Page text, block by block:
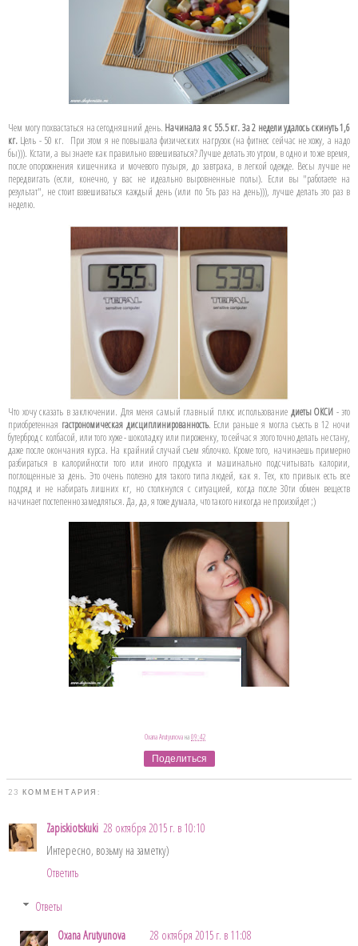
Чем могу похвастаться на сегодняшний день. Начинала я с 55.5 кг. За 2 недели удалось скинуть 1,6
кг. Цель - 50 кг. При этом я не повышала физических нагрузок (на фитнес сейчас не хожу, а надо
бы))). Кстати, а вы знаете как правильно взвешиваться? Лучше делать это утром, в одно и то же время,
после опорожнения кишечника и мочевого пузыря, до завтрака, в легкой одежде. Весы лучше не
передвигать (если, конечно, у вас не идеально выровненные полы). Если вы "работаете на
результат", не стоит взвешиваться каждый день (или по 5ть раз на день))), лучше делать это раз в
неделю.
Что хочу сказать в заключении. Для меня самый главный плюс использование диеты ОКСИ - это
приобретенная гастрономическая дисциплинированность. Если раньше я могла съесть в 12 ночи
бутерброд с колбасой, или того хуже - шоколадку или пироженку, то сейчас я этого точно делать не стану,
даже после окончания курса. На крайний случай съем яблочко. Кроме того, начинаешь примерно
разбираться в калорийности того или иного продукта и машинально подсчитывать калории,
поглощенные за день. Это очень полезно для такого типа людей, как я. Тех, кто привык есть все
подряд и не набирать лишних кг, но столкнулся с ситуацией, когда после 30ти обмен веществ
начинает постепенно замедляться. Да, да, я тоже думала, что такого никогда не произойдет ;)
Oxana Arutyunovaна09:42
Поделиться
23 КОММЕНТАРИЯ:
Zapiskiotskuki 28 октября 2015 г. в 10:10
Интересно, возьму на заметку)
Ответить
Ответы
Oxana Arutyunova
28 октября 2015 г. в 11:08